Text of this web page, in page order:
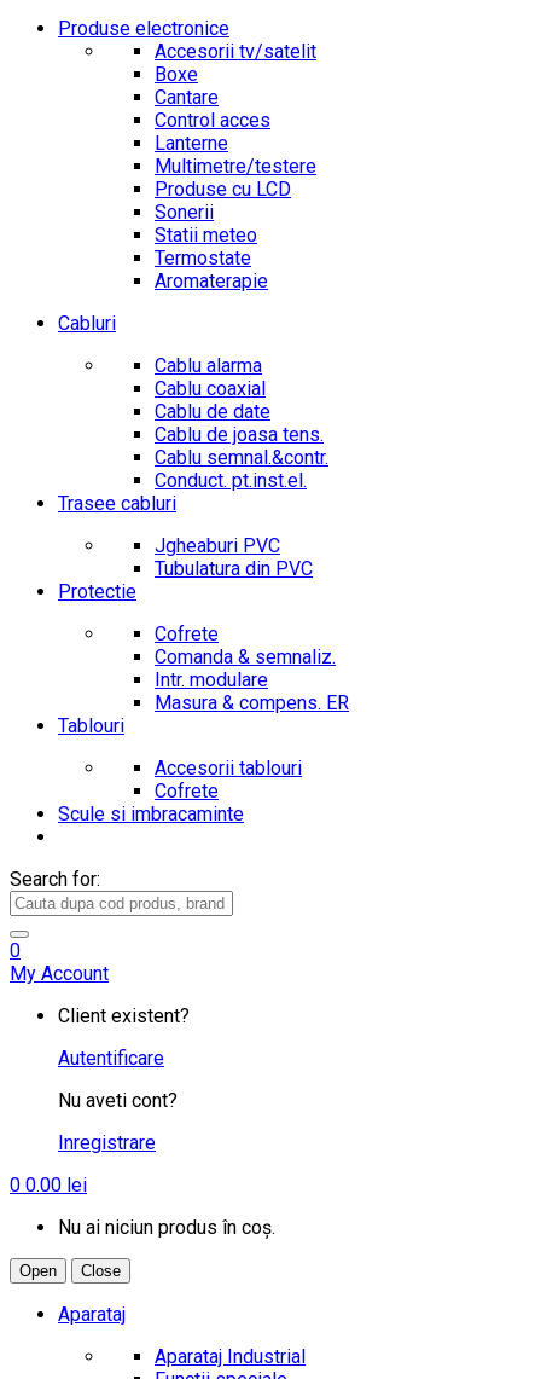
Produse electronice
Accesorii tv/satelit
Boxe
Cantare
Control acces
Lanterne
Multimetre/testere
Produse cu LCD
Sonerii
Statii meteo
Termostate
Aromaterapie
Cabluri
Cablu alarma
Cablu coaxial
Cablu de date
Cablu de joasa tens.
Cablu semnal.&contr.
Conduct. pt.inst.el.
Trasee cabluri
Jgheaburi PVC
Tubulatura din PVC
Protectie
Cofrete
Comanda & semnaliz.
Intr. modulare
Masura & compens. ER
Tablouri
Accesorii tablouri
Cofrete
Scule si imbracaminte
Search for:
0
My Account
Client existent?
Autentificare
Nu aveti cont?
Inregistrare
0 0.00 lei
Nu ai niciun produs în coș.
Open Close
Aparataj
Aparataj Industrial